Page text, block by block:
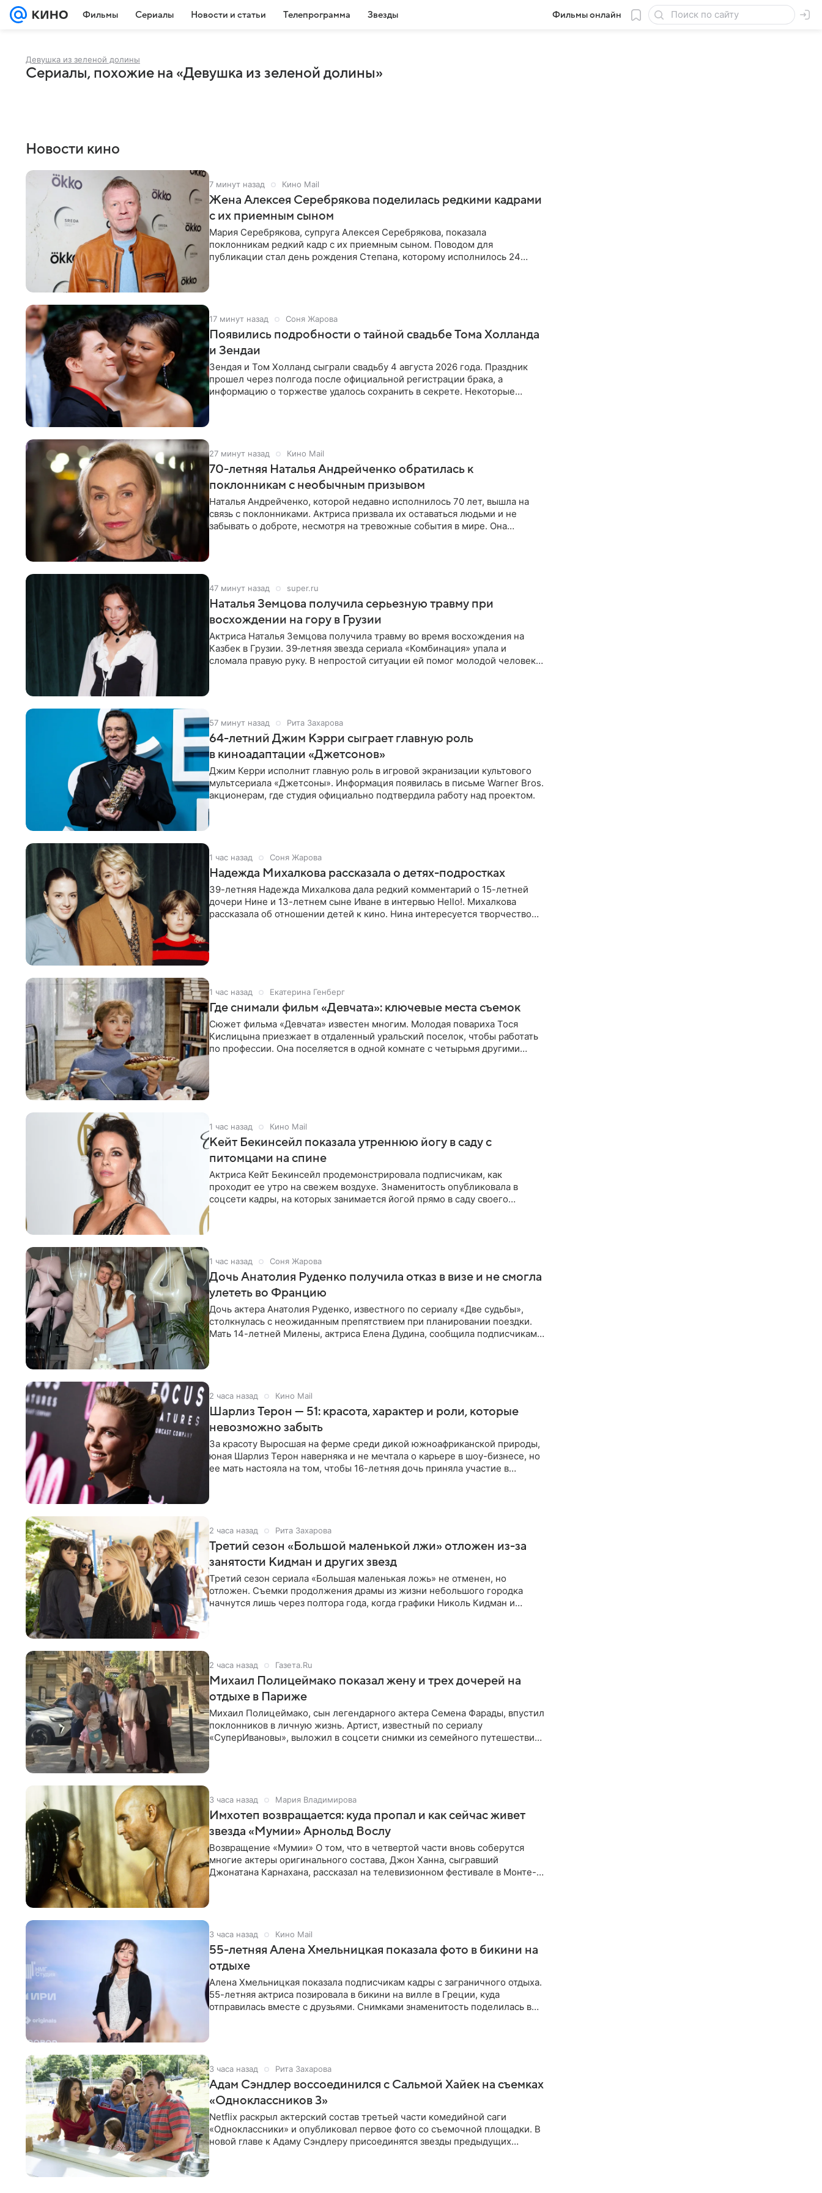
Фильмы Сериалы Новости и статьи Телепрограмма Звезды Фильмы онлайн
Девушка из зеленой долины
Сериалы, похожие на «Девушка из зеленой долины»
Новости кино
7 минут назад Кино Mail
Жена Алексея Серебрякова поделилась редкими кадрами
с их приемным сыном
Мария Серебрякова, супруга Алексея Серебрякова, показала
поклонникам редкий кадр с их приемным сыном. Поводом для
публикации стал день рождения Степана, которому исполнилось 24
17 минут назад Соня Жарова
Появились подробности о тайной свадьбе Тома Холланда
и Зендаи
Зендая и Том Холланд сыграли свадьбу 4 августа 2026 года. Праздник
прошел через полгода после официальной регистрации брака, а
информацию о торжестве удалось сохранить в секрете. Некоторые
27 минут назад Кино Mail
70-летняя Наталья Андрейченко обратилась к
поклонникам с необычным призывом
Наталья Андрейченко, которой недавно исполнилось 70 лет, вышла на
связь с поклонниками. Актриса призвала их оставаться людьми и не
забывать о доброте, несмотря на тревожные события в мире. Она
47 минут назад super.ru
Наталья Земцова получила серьезную травму при
восхождении на гору в Грузии
Актриса Наталья Земцова получила травму во время восхождения на
Казбек в Грузии. 39‑летняя звезда сериала «Комбинация» упала и
сломала правую руку. В непростой ситуации ей помог молодой человек
57 минут назад Рита Захарова
64-летний Джим Кэрри сыграет главную роль
в киноадаптации «Джетсонов»
Джим Керри исполнит главную роль в игровой экранизации культового
мультсериала «Джетсоны». Информация появилась в письме Warner Bros.
акционерам, где студия официально подтвердила работу над проектом.
1 час назад Соня Жарова
Надежда Михалкова рассказала о детях-подростках
39-летняя Надежда Михалкова дала редкий комментарий о 15-летней
дочери Нине и 13-летнем сыне Иване в интервью Hello!. Михалкова
рассказала об отношении детей к кино. Нина интересуется творчеством,
1 час назад Екатерина Генберг
Где снимали фильм «Девчата»: ключевые места съемок
Сюжет фильма «Девчата» известен многим. Молодая повариха Тося
Кислицына приезжает в отдаленный уральский поселок, чтобы работать
по профессии. Она поселяется в одной комнате с четырьмя другими
1 час назад Кино Mail
Кейт Бекинсейл показала утреннюю йогу в саду с
питомцами на спине
Актриса Кейт Бекинсейл продемонстрировала подписчикам, как
проходит ее утро на свежем воздухе. Знаменитость опубликовала в
соцсети кадры, на которых занимается йогой прямо в саду своего
1 час назад Соня Жарова
Дочь Анатолия Руденко получила отказ в визе и не смогла
улететь во Францию
Дочь актера Анатолия Руденко, известного по сериалу «Две судьбы»,
столкнулась с неожиданным препятствием при планировании поездки.
Мать 14-летней Милены, актриса Елена Дудина, сообщила подписчикам в
2 часа назад Кино Mail
Шарлиз Терон — 51: красота, характер и роли, которые
невозможно забыть
За красоту Выросшая на ферме среди дикой южноафриканской природы,
юная Шарлиз Терон наверняка и не мечтала о карьере в шоу-бизнесе, но
ее мать настояла на том, чтобы 16-летняя дочь приняла участие в
2 часа назад Рита Захарова
Третий сезон «Большой маленькой лжи» отложен из-за
занятости Кидман и других звезд
Третий сезон сериала «Большая маленькая ложь» не отменен, но
отложен. Съемки продолжения драмы из жизни небольшого городка
начнутся лишь через полтора года, когда графики Николь Кидман и
2 часа назад Газета.Ru
Михаил Полицеймако показал жену и трех дочерей на
отдыхе в Париже
Михаил Полицеймако, сын легендарного актера Семена Фарады, впустил
поклонников в личную жизнь. Артист, известный по сериалу
«СуперИвановы», выложил в соцсети снимки из семейного путешествия
3 часа назад Мария Владимирова
Имхотеп возвращается: куда пропал и как сейчас живет
звезда «Мумии» Арнольд Вослу
Возвращение «Мумии» О том, что в четвертой части вновь соберутся
многие актеры оригинального состава, Джон Ханна, сыгравший
Джонатана Карнахана, рассказал на телевизионном фестивале в Монте-
3 часа назад Кино Mail
55-летняя Алена Хмельницкая показала фото в бикини на
отдыхе
Алена Хмельницкая показала подписчикам кадры с заграничного отдыха.
55-летняя актриса позировала в бикини на вилле в Греции, куда
отправилась вместе с друзьями. Снимками знаменитость поделилась в
3 часа назад Рита Захарова
Адам Сэндлер воссоединился с Сальмой Хайек на съемках
«Одноклассников 3»
Netflix раскрыл актерский состав третьей части комедийной саги
«Одноклассники» и опубликовал первое фото со съемочной площадки. В
новой главе к Адаму Сэндлеру присоединятся звезды предыдущих